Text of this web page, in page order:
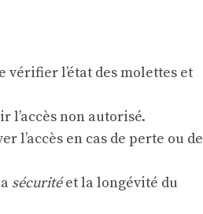
vérifier l’état des molettes et
l’accès non autorisé.
l’accès en cas de perte ou de
sécuritéet la longévité du